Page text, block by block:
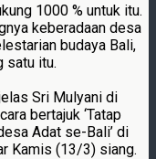
1000 % untuk itu.
keberadaan desa
budaya Bali,
satu itu.
Sri Mulyani di
bertajuk ‘Tatap
Adat se-Bali’ di
Kamis (13/3) siang.